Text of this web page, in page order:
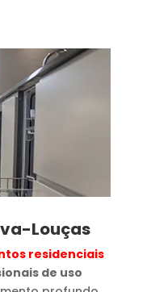
Louças
residenciais
de uso